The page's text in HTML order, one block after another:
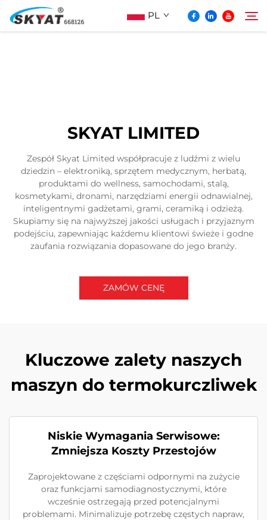
PL
Wideo I Zastosowanie
Projektowanie
Skontaktuj się z nami
SKYAT LIMITED
Zespół Skyat Limited współpracuje z ludźmi z wielu
dziedzin – elektroniką, sprzętem medycznym, herbatą,
produktami do wellness, samochodami, stalą,
kosmetykami, dronami, narzędziami energii odnawialnej,
inteligentnymi gadżetami, grami, ceramiką i odzieżą.
Skupiamy się na najwyższej jakości usługach i przyjaznym
podejściu, zapewniając każdemu klientowi świeże i godne
zaufania rozwiązania dopasowane do jego branży.
ZAMÓW CENĘ
Kluczowe zalety naszych
maszyn do termokurczliwek
Niskie Wymagania Serwisowe:
Zmniejsza Koszty Przestojów
Zaprojektowane z częściami odpornymi na zużycie
oraz funkcjami samodiagnostycznymi, które
wcześnie ostrzegają przed potencjalnymi
problemami. Minimalizuje potrzebę częstych napraw,